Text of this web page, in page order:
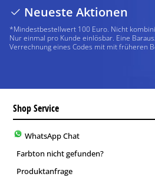
Neueste Aktionen
*Mindestbestellwert 100 Euro. Nicht
Nur einmal pro Kunde einlösbar. Eine
Verrechnung eines Codes mit mit früheren
Shop Service
WhatsApp Chat
Farbton nicht gefunden?
Produktanfrage